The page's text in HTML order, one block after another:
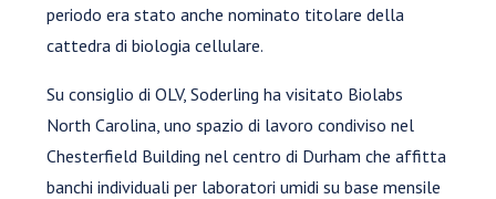
periodo era stato anche nominato titolare della
cattedra di biologia cellulare.
Su consiglio di OLV, Soderling ha visitato Biolabs
North Carolina, uno spazio di lavoro condiviso nel
Chesterfield Building nel centro di Durham che affitta
banchi individuali per laboratori umidi su base mensile